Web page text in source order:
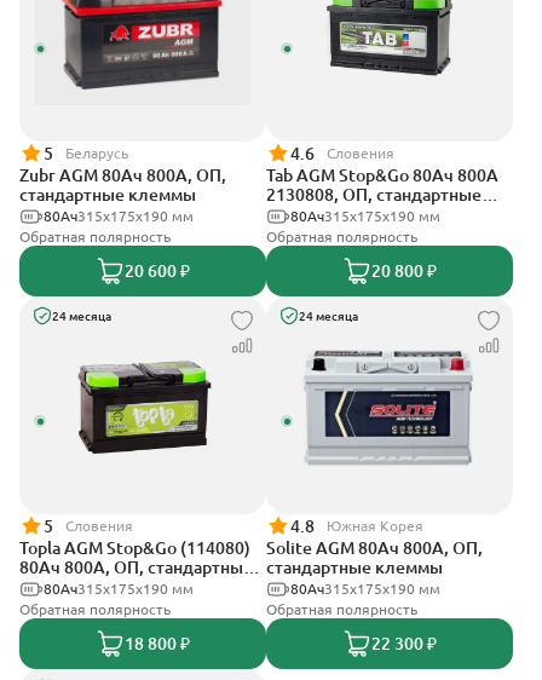
5 Беларусь
Zubr AGM 80Ач 800А, ОП,
стандартные клеммы
315x175x190 мм
80Ач
Обратная полярность
20 600 ₽
4.6 Словения
Tab AGM Stop&Go 80Ач 800А
2130808, ОП, стандартные
клеммы315x175x190 мм
80Ач
Обратная полярность
20 800 ₽
24 месяца
5 Словения
Topla AGM Stop&Go (114080)
80Ач 800А, ОП, стандартные
клеммы315x175x190 мм
80Ач
Обратная полярность
18 800 ₽
24 месяца
4.8 Южная Корея
Solite AGM 80Ач 800А, ОП,
стандартные клеммы
315x175x190 мм
80Ач
Обратная полярность
22 300 ₽